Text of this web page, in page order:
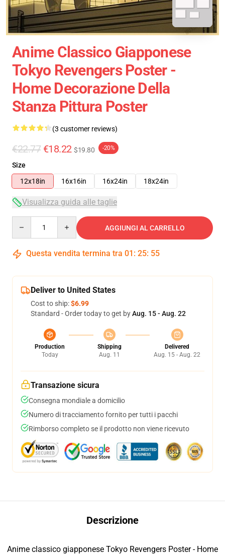
Anime Classico Giapponese
Tokyo Revengers Poster -
Home Decorazione Della
Stanza Pittura Poster
(3 customer reviews)
€22.77 €18.22 $19.80 -20%
Size
12x18in
16x16in 16x24in 18x24in
Visualizza guida alle taglie
AGGIUNGI AL CARRELLO
Questa vendita termina tra 01 : 25: 54
Deliver to United States
Cost to ship:$6.99
Standard - Order today to get byAug. 15 - Aug. 22
Production
Today
Shipping
Aug. 11
Delivered
Aug. 15 - Aug. 22
Transazione sicura
Consegna mondiale a domicilio
Numero di tracciamento fornito per tutti i pacchi
Rimborso completo se il prodotto non viene ricevuto
Descrizione
Anime classico giapponese Tokyo Revengers Poster - Home